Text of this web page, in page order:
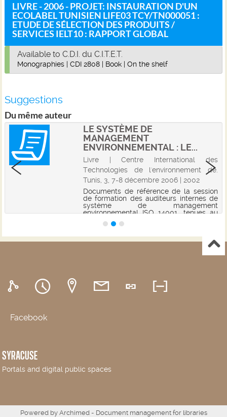
LIVRE - 2006 - PROJET: INSTAURATION D'UN
ECOLABEL TUNISIEN LIFE03 TCY/TN000051 :
ETUDE DE SÉLECTION DES PRODUITS /
SERVICES IELT10 : RAPPORT GLOBAL
Available to C.D.I. du C.I.T.E.T.
Monographies | CDI 2808 | Book | On the shelf
Suggestions
Du même auteur
LE SYSTÈME DE
MANAGEMENT
ENVIRONNEMENTAL : LE...
Livre | Centre International des
Technologies de l'environnement de.
Tunis, 3, 7-8 décembre 2006 | 2002
Documents de référence de la session
de formation des auditeurs internes de
système de management
environnemental ISO 14001, tenues au
Centre International des Technologies
de l'Environnement de Tunis (CITET),
Facebook
SYRACUSE
Portals and digital public spaces
Powered by Archimed- Document management for libraries